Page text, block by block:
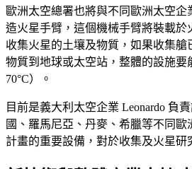
歐洲太空總署也將與不同歐洲太空
造火星手臂，這個機械手臂將裝載於
收集火星的土壤及物質，如果收集
物質到地球或太空站，整體的設施要
70°C）。
目前是義大利太空企業 Leonardo 負
國、羅馬尼亞、丹麥、希臘等不同歐
計畫的重要設備，對於收集及火星研